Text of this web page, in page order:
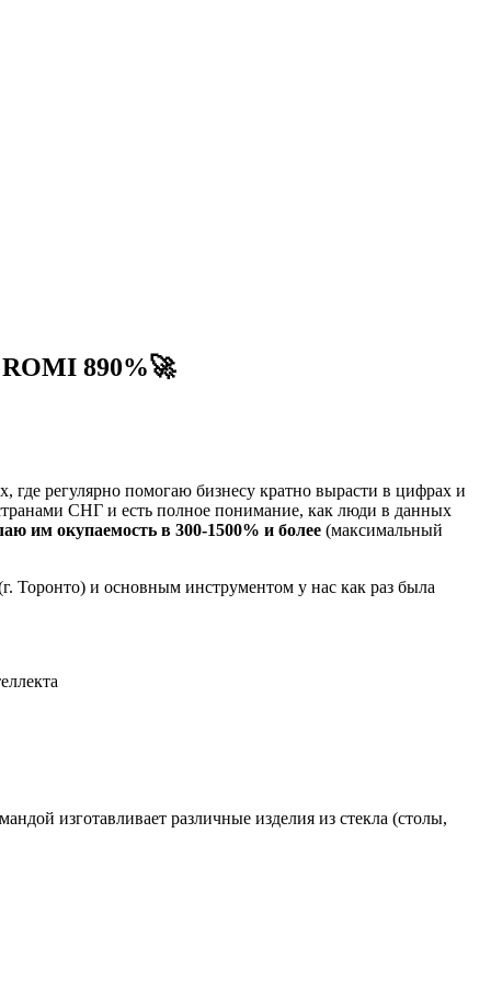
ROMI 890%🚀
регулярно помогаю бизнесу кратно вырасти в цифрах и
СНГ и есть полное понимание, как люди в данных
им окупаемость в 300-1500% и более (максимальный
Торонто) и основным инструментом у нас как раз была
изготавливает различные изделия из стекла (столы,